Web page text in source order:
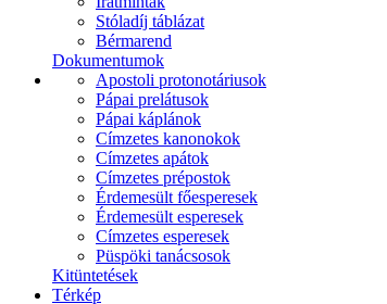
Stóladíj táblázat
Bérmarend
Dokumentumok
Apostoli protonotáriusok
Pápai prelátusok
Pápai káplánok
Címzetes kanonokok
Címzetes apátok
Címzetes prépostok
Érdemesült főesperesek
Érdemesült esperesek
Címzetes esperesek
Püspöki tanácsosok
Kitüntetések
Térkép